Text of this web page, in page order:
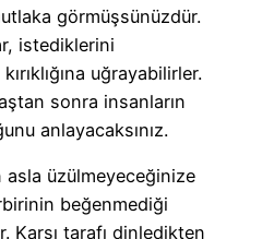
görmüşsünüzdür.
istediklerini
uğrayabilirler.
sonra insanların
anlayacaksınız.
asla üzülmeyeceğinize
beğenmediği
Karşı tarafı dinledikten